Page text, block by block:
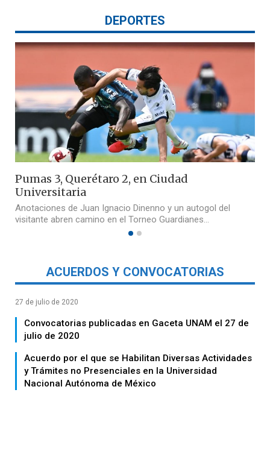
DEPORTES
Pumas 3, Querétaro 2, en Ciudad
Universitaria
Anotaciones de Juan Ignacio Dinenno y un autogol del
visitante abren camino en el Torneo Guardianes…
ACUERDOS Y CONVOCATORIAS
27 de julio de 2020
Convocatorias publicadas en Gaceta UNAM el 27 de
julio de 2020
Acuerdo por el que se Habilitan Diversas Actividades
y Trámites no Presenciales en la Universidad
Nacional Autónoma de México